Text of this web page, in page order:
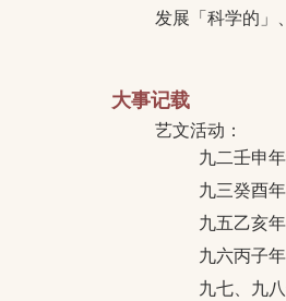
发展「科学的」
大事记载
艺文活动：
九二壬申
九三癸酉
九五乙亥
九六丙子
九七、九